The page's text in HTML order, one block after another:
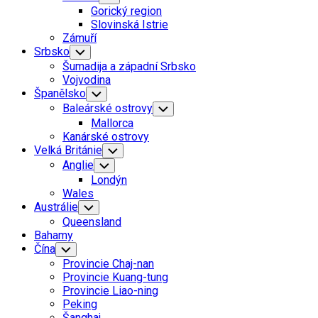
Child
Menu
Gorický region
Slovinská Istrie
Zámuří
Srbsko Toggle
Child
Menu
Šumadija a západní Srbsko
Vojvodina
Španělsko Toggle
Child
Menu
Baleárské ostrovy Toggle
Child
Mallorca
Kanárské ostrovy
Velká Británie Toggle
Child
Menu
Anglie Toggle
Child
Menu
Londýn
Wales
Austrálie Toggle
Child
Menu
Queensland
Bahamy
Čína Toggle
Child
Menu
Provincie Chaj-nan
Provincie Kuang-tung
Provincie Liao-ning
Peking